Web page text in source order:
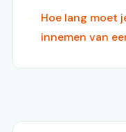
Hoe lang moet
innemen van